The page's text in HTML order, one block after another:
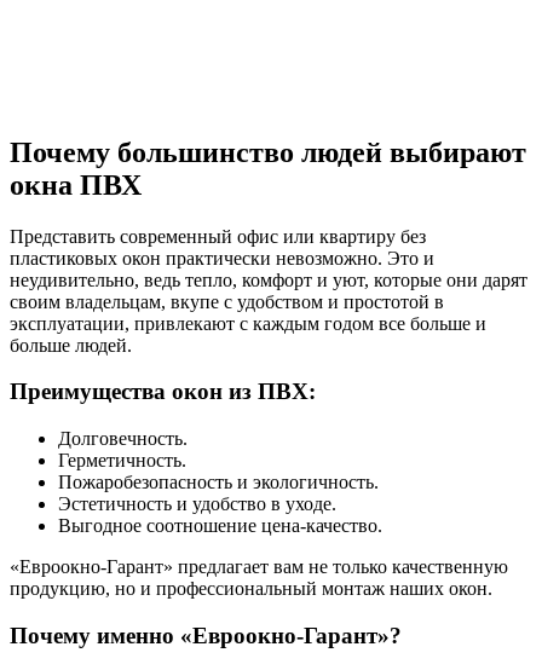
Почему большинство людей выбирают
окна ПВХ
Представить современный офис или квартиру без
пластиковых окон практически невозможно. Это и
неудивительно, ведь тепло, комфорт и уют, которые они дарят
своим владельцам, вкупе с удобством и простотой в
эксплуатации, привлекают с каждым годом все больше и
больше людей.
Преимущества окон из ПВХ:
Долговечность.
Герметичность.
Пожаробезопасность и экологичность.
Эстетичность и удобство в уходе.
Выгодное соотношение цена-качество.
«Евроокно-Гарант» предлагает вам не только качественную
продукцию, но и профессиональный монтаж наших окон.
Почему именно «Евроокно-Гарант»?